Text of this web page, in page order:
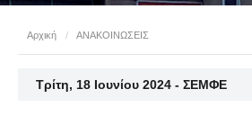
Αρχική / ΑΝΑΚΟΙΝΩΣΕΙΣ
Τρίτη, 18 Ιουνίου 2024 - ΣΕΜΦΕ